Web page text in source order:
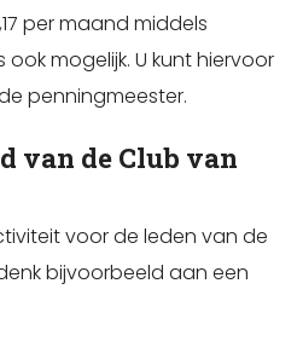
per maand middels
mogelijk. U kunt hiervoor
penningmeester.
van de Club van
voor de leden van de
bijvoorbeeld aan een